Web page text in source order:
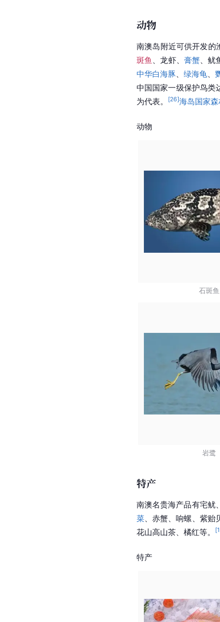
动物
南澳岛附近可供开发的
斑鱼 、龙虾、 膏蟹、鱿
中华白海豚、绿海龟、
中国国家一级保护鸟类
为代表。
[26]海岛国家
动物
石斑鱼
岩鹭
特产
南澳名贵海产品有宅鱿
菜、赤蟹、响螺 、紫贻
花山高山茶、 橘红等。 [
特产